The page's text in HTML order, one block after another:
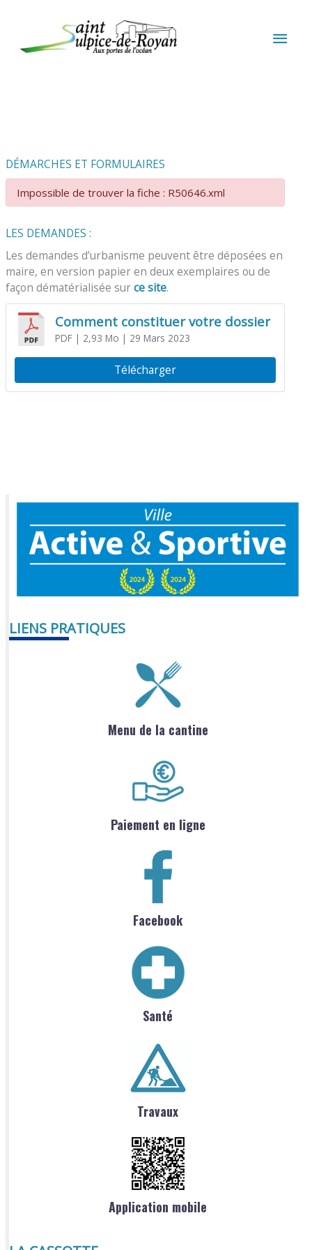
DÉMARCHES ET FORMULAIRES
Impossible de trouver la fiche : R50646.xml
LES DEMANDES :
Les demandes d’urbanisme peuvent être déposées en
maire, en version papier en deux exemplaires ou de
façon dématérialisée surce site.
Comment constituer votre dossier
PDF| 2,93 Mo | 29 Mars 2023
Télécharger
LIENS PRATIQUES
Menu de la cantine
Paiement en ligne
Facebook
Santé
Travaux
Application mobile